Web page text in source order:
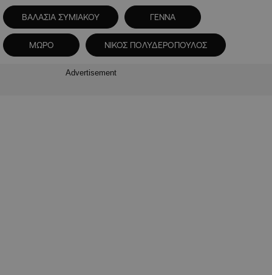
ΒΑΛΑΣΙΑ ΣΥΜΙΑΚΟΥ ΓΕΝΝΑ
ΜΩΡΟ ΝΙΚΟΣ ΠΟΛΥΔΕΡΟΠΟΥΛΟΣ
Advertisement